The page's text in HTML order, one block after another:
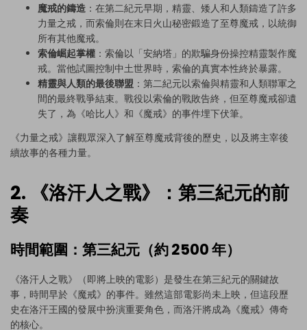
魔戒的鑄造 ：在第二紀元早期，精靈、矮人和人類鑄造了許多
力量之戒，而索倫則在末日火山秘密鍛造了至尊魔戒，以統御
所有其他魔戒。
索倫崛起掌權 ：索倫以「安納塔」的欺騙身份操控精靈製作魔
戒。當他試圖控制中土世界時，索倫的真實本性終於暴露。
精靈與人類的最後聯盟 ：第二紀元以索倫與精靈和人類聯軍之
間的最終戰爭結束。戰役以索倫的戰敗告終，但至尊魔戒卻遺
失了，為《哈比人》和《魔戒》的事件埋下伏筆。
《力量之戒》讓觀眾深入了解至尊魔戒背後的歷史，以及將主宰後
續故事的各種力量。
2. 《洛汗人之戰》：第三紀元的前
奏
時間範圍：第三紀元（約 2500 年）
《洛汗人之戰》（即將上映的電影）是發生在第三紀元的關鍵故
事，時間早於《魔戒》的事件。雖然這部電影尚未上映，但這段歷
史在洛汗王國的發展中扮演重要角色，而洛汗將成為《魔戒》傳奇
的核心。